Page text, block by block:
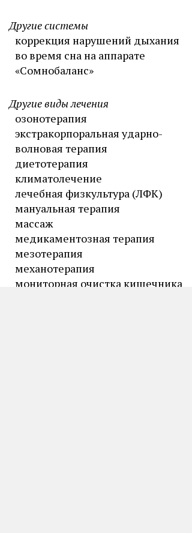
Другие системы
коррекция нарушений дыхания
во время сна на аппарате
«Сомнобаланс»
Другие виды лечения
озонотерапия
экстракорпоральная ударно-
волновая терапия
диетотерапия
климатолечение
лечебная физкультура (ЛФК)
мануальная терапия
массаж
медикаментозная терапия
мезотерапия
механотерапия
мониторная очистка кишечника